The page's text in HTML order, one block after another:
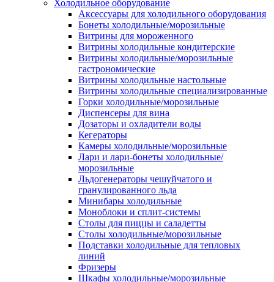
Холодильное оборудование
Аксессуары для холодильного оборудования
Бонеты холодильные/морозильные
Витрины для мороженного
Витрины холодильные кондитерские
Витрины холодильные/морозильные
гастрономические
Витрины холодильные настольные
Витрины холодильные специализированные
Горки холодильные/морозильные
Диспенсеры для вина
Дозаторы и охладители воды
Кегераторы
Камеры холодильные/морозильные
Лари и лари-бонеты холодильные/
морозильные
Льдогенераторы чешуйчатого и
гранулированного льда
Минибары холодильные
Моноблоки и сплит-системы
Столы для пиццы и саладетты
Столы холодильные/морозильные
Подставки холодильные для тепловых
линий
Фризеры
Шкафы холодильные/морозильные